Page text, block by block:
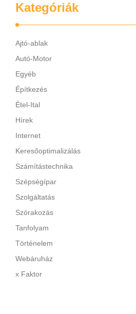
Kategóriák
Ajtó-ablak
Autó-Motor
Egyéb
Építkezés
Étel-Ital
Hírek
Internet
Keresőoptimalizálás
Számítástechnika
Szépségípar
Szolgáltatás
Szórakozás
Tanfolyam
Történelem
Webáruház
x Faktor